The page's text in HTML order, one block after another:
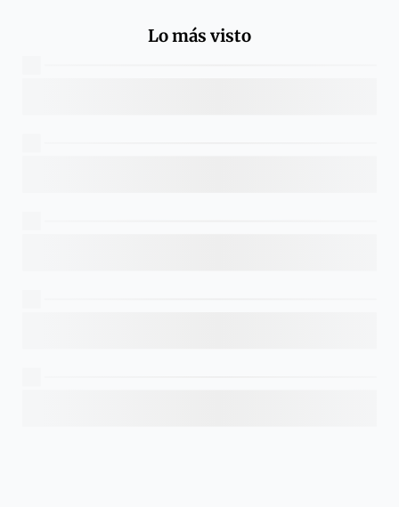
Lo más visto